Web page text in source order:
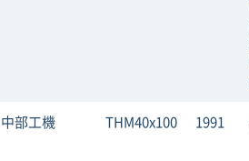
中部工機 THM40x100 1991